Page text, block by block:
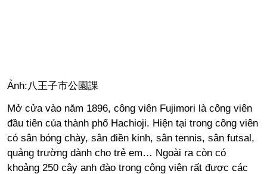
Ảnh:八王子市公園課
Mở cửa vào năm 1896, công viên Fujimori là công viên
đầu tiên của thành phố Hachioji. Hiện tại trong công viên
có sân bóng chày, sân điền kinh, sân tennis, sân futsal,
quảng trường dành cho trẻ em… Ngoài ra còn có
khoảng 250 cây anh đào trong công viên rất được các